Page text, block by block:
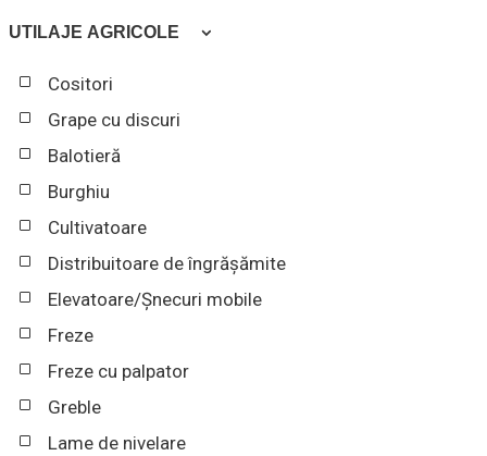
Stivuitoare
UTILAJE AGRICOLE
Cositori
Grape cu discuri
Balotieră
Burghiu
Cultivatoare
Distribuitoare de îngrășămite
Elevatoare/Șnecuri mobile
Freze
Freze cu palpator
Greble
Lame de nivelare